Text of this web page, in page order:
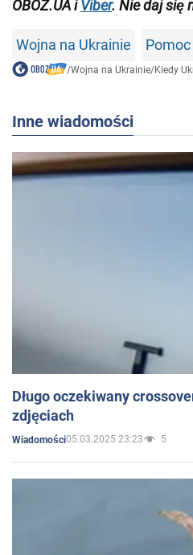
OBOZ.UA iViber. Nie daj się
Wojna na Ukrainie
/Wojna na Ukrainie/Kiedy
Inne wiadomości
Długo oczekiwany
zdjęciach
Wiadomości05.03.2025 23:23 5